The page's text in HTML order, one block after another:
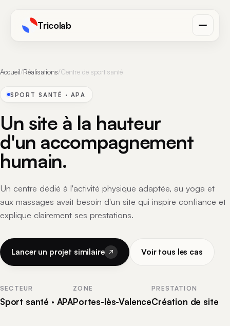
Tricolab
Accueil/Réalisations/Centre de sport santé
SPORT SANTÉ · APA
Un site à la hauteur
d'un accompagnement
humain.
Un centre dédié à l'activité physique adaptée, au yoga et
aux massages avait besoin d'un site qui inspire confiance et
explique clairement ses prestations.
Lancer un projet similaire Voir tous les cas
SECTEUR
Sport santé · APA
ZONE
Portes-lès-Valence
PRESTATION
Création de site